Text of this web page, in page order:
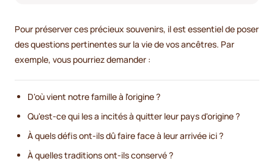
Pour préserver ces précieux souvenirs, il est essentiel de poser
des questions pertinentes sur la vie de vos ancêtres. Par
exemple, vous pourriez demander :
D'où vient notre famille à l'origine ?
Qu'est-ce qui les a incités à quitter leur pays d'origine ?
À quels défis ont-ils dû faire face à leur arrivée ici ?
À quelles traditions ont-ils conservé ?